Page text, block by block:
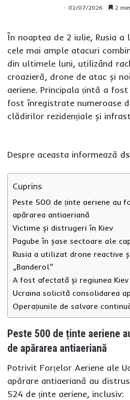
02/07/2026 2
În noaptea de 2 iulie, Rusia
cele mai ample atacuri
din ultimele luni, utilizând
croazieră, drone de atac și
aeriene. Principala țintă a fost
fost înregistrate numeroase
clădirilor rezidențiale și
Despre aceasta informează
Cuprins
Peste 500 de ținte aeriene au
apărarea antiaeriană
Victime și distrugeri în Kiev
Pagube în șase sectoare ale
Rusia a utilizat drone reactive
„Banderol”
A fost afectată și regiunea Kiev
Ucraina solicită consolidarea
Operațiunile de salvare
Peste 500 de ținte aeriene
de apărarea antiaeriană
Potrivit Forțelor Aeriene ale
apărare antiaeriană au
524 de ținte aeriene, inclusiv: